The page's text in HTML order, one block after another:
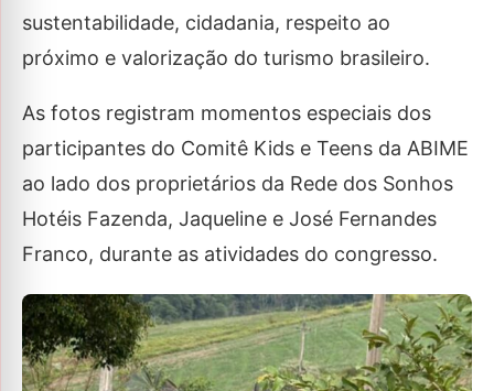
sustentabilidade, cidadania, respeito ao
próximo e valorização do turismo brasileiro.
As fotos registram momentos especiais dos
participantes do Comitê Kids e Teens da ABIME
ao lado dos proprietários da Rede dos Sonhos
Hotéis Fazenda, Jaqueline e José Fernandes
Franco, durante as atividades do congresso.